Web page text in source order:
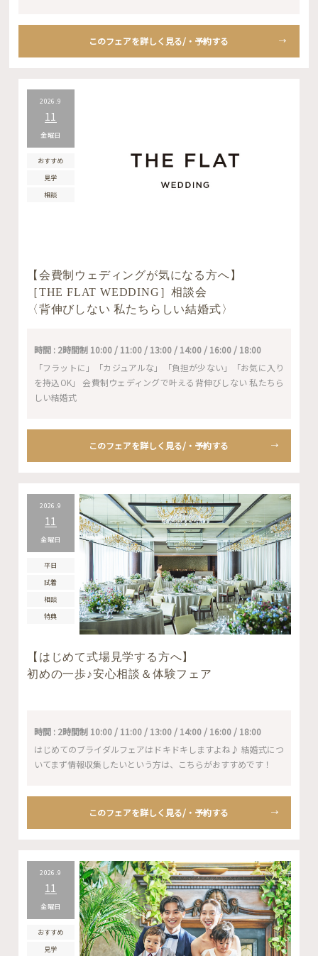
このフェアを詳しく見る/・予約する
2026.9
11
金曜日
おすすめ
見学
相談
【会費制ウェディングが気になる方へ】
［THE FLAT WEDDING］相談会
〈背伸びしない 私たちらしい結婚式〉
時間 : 2時間制 10:00 / 11:00 / 13:00 / 14:00 / 16:00 / 18:00
「フラットに」「カジュアルな」「負担が少ない」「お気に入り
を持込OK」 会費制ウェディングで叶える背伸びしない 私たちら
しい結婚式
このフェアを詳しく見る/・予約する
2026.9
11
金曜日
平日
試着
相談
特典
【はじめて式場見学する方へ】
初めの一歩♪安心相談＆体験フェア
時間 : 2時間制 10:00 / 11:00 / 13:00 / 14:00 / 16:00 / 18:00
はじめてのブライダルフェアはドキドキしますよね♪ 結婚式につ
いてまず情報収集したいという方は、こちらがおすすめです！
このフェアを詳しく見る/・予約する
2026.9
11
金曜日
おすすめ
見学